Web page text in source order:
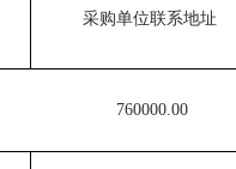
采购单位联系地址
760000.00